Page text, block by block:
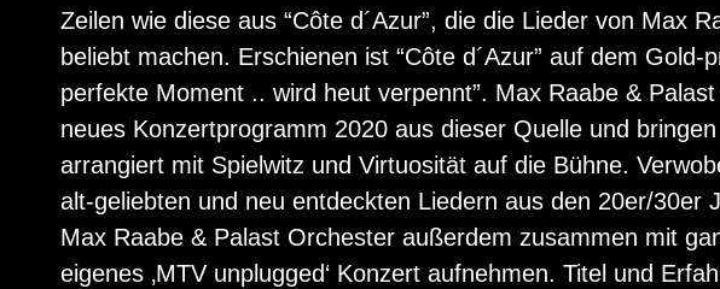
Zeilen wie diese aus “Côte d´Azur”, die die Lieder von Max
beliebt machen. Erschienen ist “Côte d´Azur” auf dem Gold-
perfekte Moment .. wird heut verpennt”. Max Raabe &
neues Konzertprogramm 2020 aus dieser Quelle und
arrangiert mit Spielwitz und Virtuosität auf die Bühne.
alt-geliebten und neu entdeckten Liedern aus den 20er/30er
Max Raabe & Palast Orchester außerdem zusammen mit
eigenes ‚MTV unplugged‘ Konzert aufnehmen. Titel und